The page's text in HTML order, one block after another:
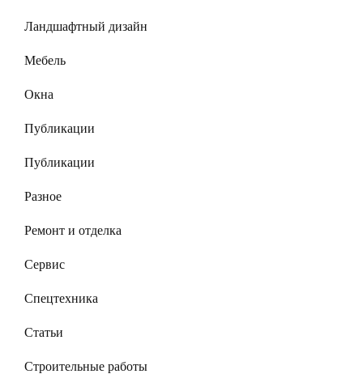
Ландшафтный дизайн
Мебель
Окна
Публикации
Публикации
Разное
Ремонт и отделка
Сервис
Спецтехника
Статьи
Строительные работы